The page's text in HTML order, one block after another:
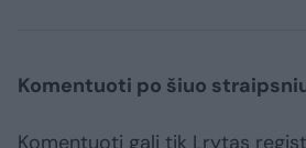
Komentuoti po šiuo
Komentuoti gali tik Lrytas